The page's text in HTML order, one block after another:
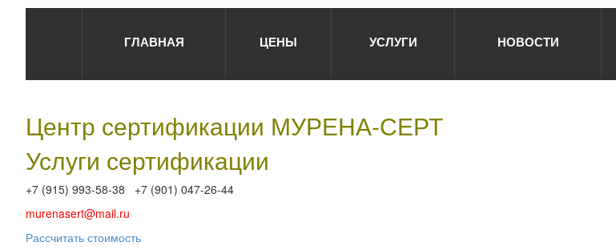
ГЛАВНАЯ ЦЕНЫ УСЛУГИ НОВОСТИ
Центр сертификации МУРЕНА-СЕРТ
Услуги сертификации
+7 (915) 993-58-38 +7 (901) 047-26-44
murenasert@mail.ru
Рассчитать стоимость